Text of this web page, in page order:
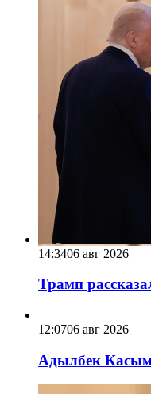
14:3406 авг 2026
Трамп
12:0706 авг 2026
Адылбек